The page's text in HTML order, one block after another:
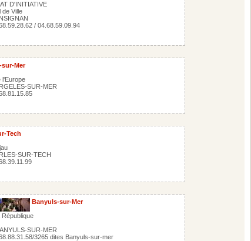
D'INITIATIVE
de Ville
/ 04.68.59.09.94
sur-Mer
l'Europe
SUR-MER
Tech
SUR-TECH
Banyuls-sur-Mer
République
SUR-MER
3265 dites Banyuls-sur-mer